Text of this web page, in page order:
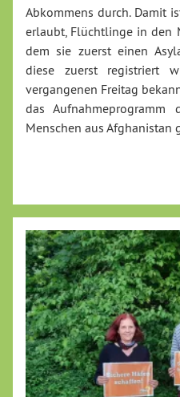
Abkommens durch. Damit
erlaubt, Flüchtlinge in den
dem sie zuerst einen
diese zuerst registriert
vergangenen Freitag
das
Menschen aus Afghanistan